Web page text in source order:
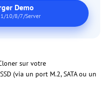
Demo
10/8/7/Server
sur votre
(via un port M.2, SATA ou un